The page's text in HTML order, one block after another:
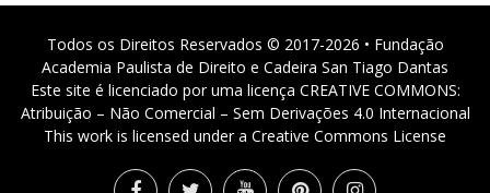
Todos os Direitos Reservados © 2017-2026 • Fundação
Academia Paulista de Direito e Cadeira San Tiago Dantas
Este site é licenciado por uma licença CREATIVE COMMONS:
Atribuição – Não Comercial – Sem Derivações 4.0 Internacional
This work is licensed under a Creative Commons License